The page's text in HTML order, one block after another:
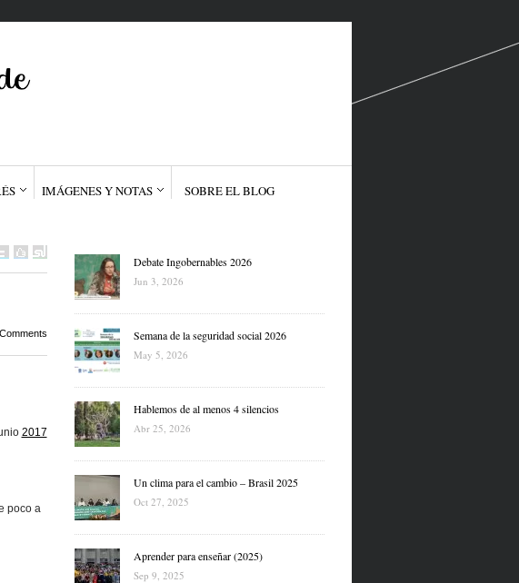
IMÁGENES Y NOTAS SOBRE EL BLOG
2017
poco a
Debate Ingobernables 2026
Jun 3, 2026
Semana de la seguridad social 2026
May 5, 2026
Hablemos de al menos 4 silencios
Abr 25, 2026
Un clima para el cambio – Brasil 2025
Oct 27, 2025
Aprender para enseñar (2025)
Sep 9, 2025